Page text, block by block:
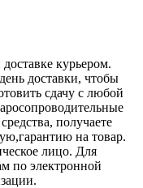
курьером.
доставки, чтобы
сдачу с любой
получаете
на товар.
лицо. Для
по электронной